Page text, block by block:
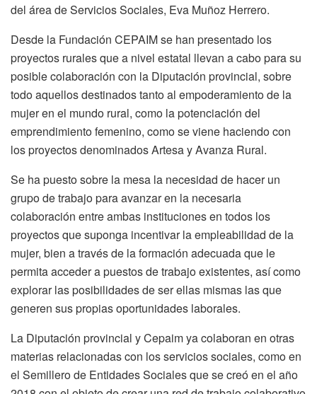
del área de Servicios Sociales, Eva Muñoz Herrero.
Desde la Fundación CEPAIM se han presentado los
proyectos rurales que a nivel estatal llevan a cabo para su
posible colaboración con la Diputación provincial, sobre
todo aquellos destinados tanto al empoderamiento de la
mujer en el mundo rural, como la potenciación del
emprendimiento femenino, como se viene haciendo con
los proyectos denominados Artesa y Avanza Rural.
Se ha puesto sobre la mesa la necesidad de hacer un
grupo de trabajo para avanzar en la necesaria
colaboración entre ambas instituciones en todos los
proyectos que suponga incentivar la empleabilidad de la
mujer, bien a través de la formación adecuada que le
permita acceder a puestos de trabajo existentes, así como
explorar las posibilidades de ser ellas mismas las que
generen sus propias oportunidades laborales.
La Diputación provincial y Cepaim ya colaboran en otras
materias relacionadas con los servicios sociales, como en
el Semillero de Entidades Sociales que se creó en el año